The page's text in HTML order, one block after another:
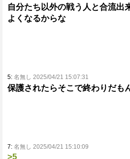
自分たち以外の戦う人と合流出
よくなるからな
5: 名無し 2025/04/21 15:07:31
保護されたらそこで終わりだも
7: 名無し 2025/04/21 15:10:09
>5